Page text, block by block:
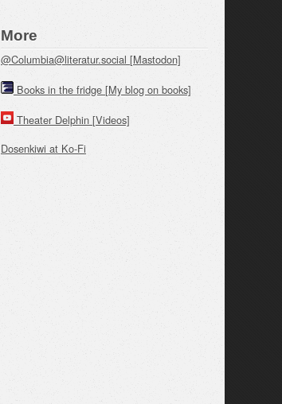
More
@Columbia@literatur.social [Mastodon]
Books in the fridge [My blog on books]
Theater Delphin [Videos]
Dosenkiwi at Ko-Fi